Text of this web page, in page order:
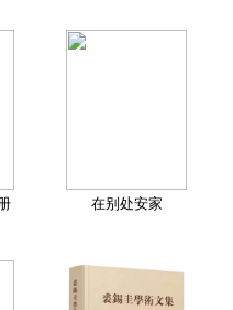
在别处安家